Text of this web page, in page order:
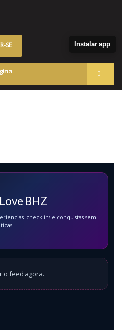
SE
BHZ
check-ins e conquistas sem
o feed agora.
Instalar app